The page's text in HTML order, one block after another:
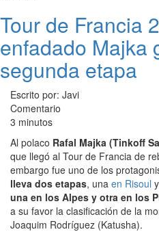
Tour de Francia
enfadado Majka
segunda etapa
Escrito por: Javi
Comentario
3 minutos
Al polaco Rafal Majka (Tinkoff
que llegó al Tour de Francia de
embargo fue uno de los
lleva dos etapas, una en Risoul
una en los Alpes y otra en los
a su favor la clasificación de la
Joaquim Rodríguez (Katusha).